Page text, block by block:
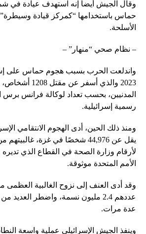
وقال الجيش أيضا إنه استهدف عيادة في
حماس باستخدامها “كمركز قيادة
الأسلحة.
– نظام صحي “منهار” –
2023 والذي أسفر
المدنيين، بحسب تعداد لوكالة فرانس برس
رسمية إسرائيلية.
ومنذ ذلك الحين، أدى الهجوم الانتقامي
يقل عن 44,976 شخصًا في غزة،
لأرقام وزارة الصحة في القطاع الذي
الأمم المتحدة موثوقة.
وقد أدى العنف إلى نزوح الغالبية العظمى
عددهم 2.4 مليون نسمة، واضطر
عدة مرات.
وينفذ الجيش الإسرائيلي عملية واسعة